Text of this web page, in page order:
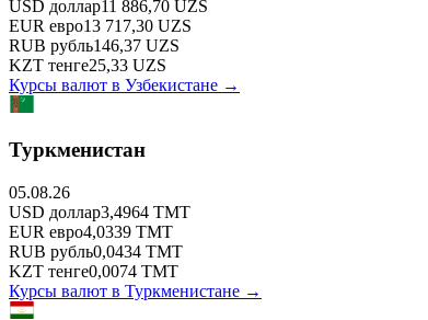
USD доллар11 886,70 UZS
EUR евро13 717,30 UZS
RUB рубль146,37 UZS
KZT тенге25,33 UZS
Курсы валют в Узбекистане →
Туркменистан
05.08.26
USD доллар3,4964 TMT
EUR евро4,0339 TMT
RUB рубль0,0434 TMT
KZT тенге0,0074 TMT
Курсы валют в Туркменистане →